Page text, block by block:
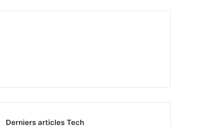
Derniers articles Tech